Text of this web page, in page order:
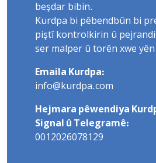
beşdar bibin.
Kurdpa bi pêbendbûn bi
piştî kontrolkirin û
ser malper û torên xwe
Emaila Kurdpa:
info@kurdpa.com
Hejmara pêwendiya
Signal û Telegramê:
0012026078129